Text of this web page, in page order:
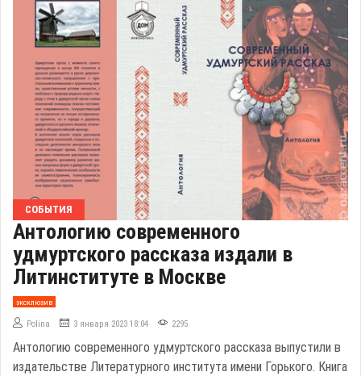
СОБЫТИЯ
Антологию современного
удмуртского рассказа издали в
Литинституте в Москве
эксклюзив
Polina 3 января 2023 18:04 2295
Антологию современного удмуртского рассказа выпустили в
издательстве Литературного института имени Горького. Книга